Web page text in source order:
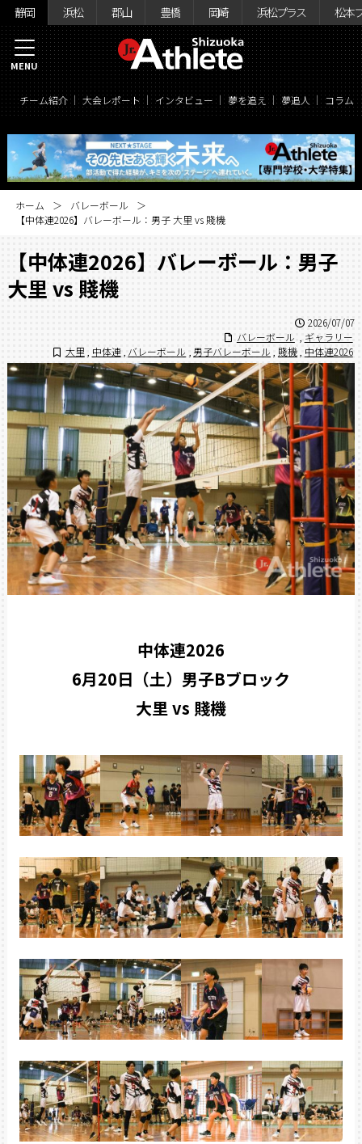
静岡 浜松 郡山 豊橋 岡崎 浜松プラス 松本
チーム紹介 大会レポート インタビュー 夢を追え 夢追人 コラム
MENU
ホーム
バレーボール
【中体連2026】バレーボール：男子 大里 vs 賤機
【中体連2026】バレーボール：男子
大里 vs 賤機
2026/07/07
バレーボール
ギャラリー
大里
中体連 バレーボール 男子バレーボール 賤機 中体連2026
中体連2026
6月20日（土）男子Bブロック
大里 vs 賤機